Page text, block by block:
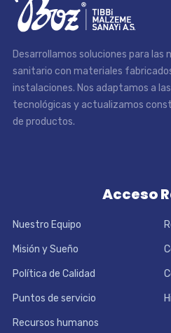
Desarrollamos soluciones para las
sanitario con materiales
instalaciones. Nos adaptamos a
tecnológicas y actualizamos
de productos.
Acceso
Nuestro Equipo
Misión y Sueño
Política de Calidad
Puntos de servicio
Recursos humanos